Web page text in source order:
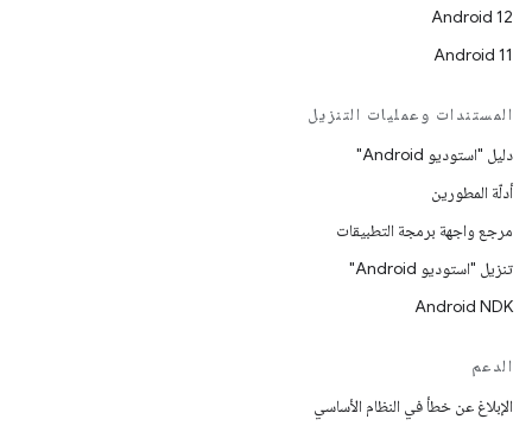
Android 12
Android 11
المستندات وعمليات التنزيل
دليل "استوديو Android"
أدلّة المطورين
مرجع واجهة برمجة التطبيقات
تنزيل "استوديو Android"
Android NDK
الدعم
الإبلاغ عن خطأ في النظام الأساسي